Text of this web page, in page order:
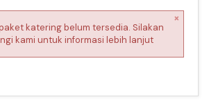
katering belum tersedia. Silakan
kami untuk informasi lebih lanjut
×